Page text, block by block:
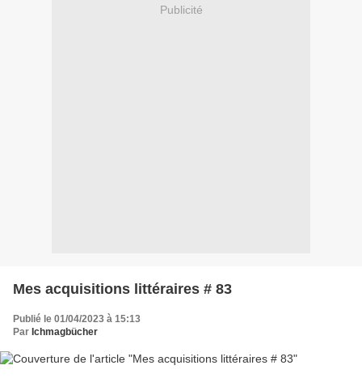
Publicité
Mes acquisitions littéraires # 83
Publié le 01/04/2023 à 15:13
Par Ichmagbücher